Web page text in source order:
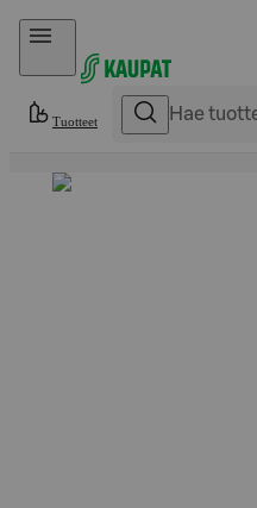
Hyppää sisältöön
Tuotteet